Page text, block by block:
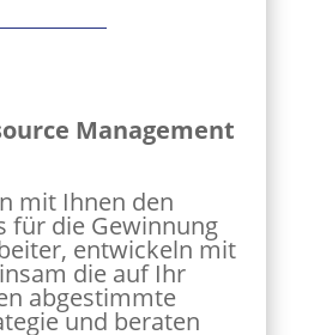
Management
mit Ihnen den
für die Gewinnung
entwickeln mit
die auf Ihr
abgestimmte
und beraten